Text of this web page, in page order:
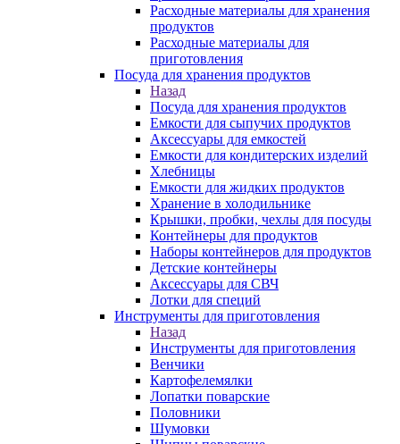
Расходные материалы для хранения
продуктов
Расходные материалы для
приготовления
Посуда для хранения продуктов
Назад
Посуда для хранения продуктов
Емкости для сыпучих продуктов
Аксессуары для емкостей
Емкости для кондитерских изделий
Хлебницы
Емкости для жидких продуктов
Хранение в холодильнике
Крышки, пробки, чехлы для посуды
Контейнеры для продуктов
Наборы контейнеров для продуктов
Детские контейнеры
Аксессуары для СВЧ
Лотки для специй
Инструменты для приготовления
Назад
Инструменты для приготовления
Венчики
Картофелемялки
Лопатки поварские
Половники
Шумовки